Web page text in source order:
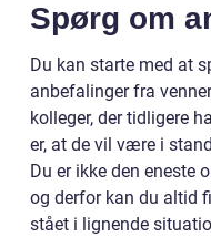
Spørg om
Du kan starte med at
anbefalinger fra
kolleger, der tidligere
er, at de vil være i
Du er ikke den eneste
og derfor kan du altid
stået i lignende